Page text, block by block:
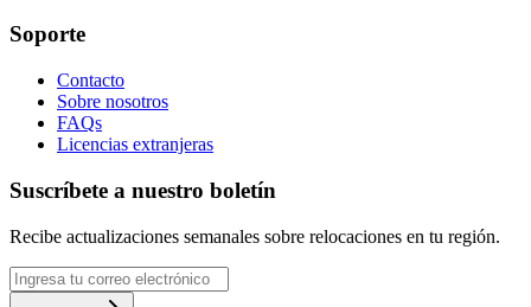
Soporte
Contacto
Sobre nosotros
FAQs
Licencias extranjeras
Suscríbete a nuestro boletín
Recibe actualizaciones semanales sobre relocaciones en tu región.